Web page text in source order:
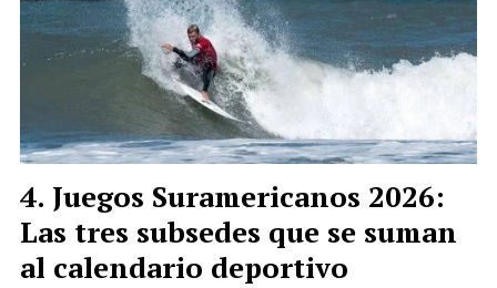
Juegos Suramericanos 2026:
Las tres subsedes que se suman
al calendario deportivo